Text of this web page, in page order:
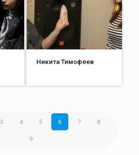
Никита Тимофеев
3 4 5 6 7 8
9